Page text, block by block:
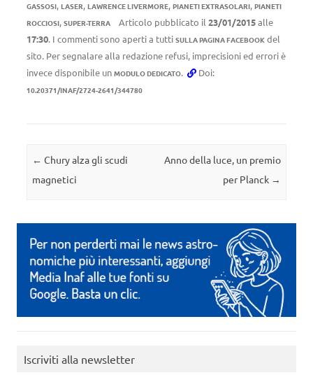
GASSOSI, LASER, LAWRENCE LIVERMORE, PIANETI EXTRASOLARI, PIANETI
ROCCIOSI, SUPER-TERRA Articolo pubblicato il 23/01/2015alle
17:30. I commenti sono aperti a tutti SULLA PAGINA FACEBOOK del
sito. Per segnalare alla redazione refusi, imprecisioni ed errori è
invece disponibile un MODULO DEDICATO. Doi:
10.20371/INAF/2724-2641/344780
Navigazione articolo
← Chury alza gli scudi
magnetici
Anno della luce, un premio
per Planck →
Iscriviti alla newsletter